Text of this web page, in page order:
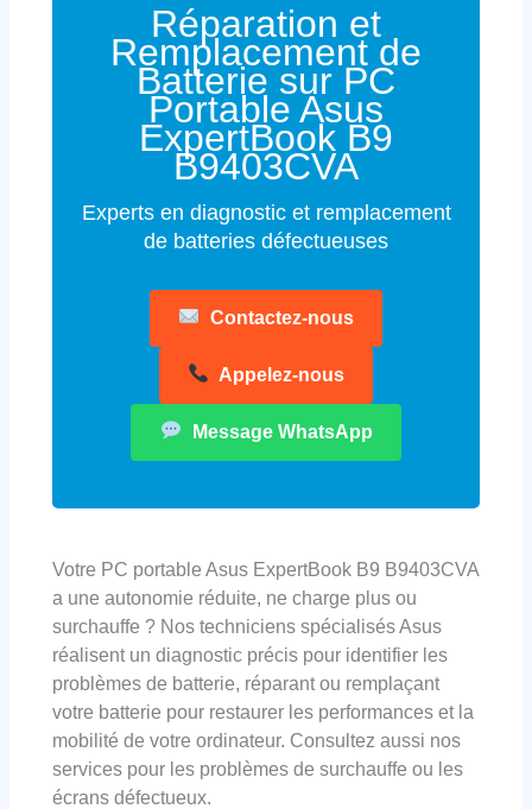
Réparation et
Remplacement de
Batterie sur PC
Portable Asus
ExpertBook B9
B9403CVA
Experts en diagnostic et remplacement
de batteries défectueuses
Contactez-nous
Appelez-nous
Message WhatsApp
Votre PC portable Asus ExpertBook B9 B9403CVA
a une autonomie réduite, ne charge plus ou
surchauffe ? Nos techniciens spécialisés Asus
réalisent un diagnostic précis pour identifier les
problèmes de batterie, réparant ou remplaçant
votre batterie pour restaurer les performances et la
mobilité de votre ordinateur. Consultez aussi nos
services pour les problèmes de surchauffe ou les
écrans défectueux.